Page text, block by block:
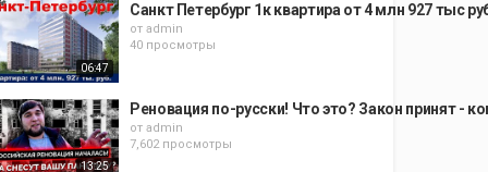
06:47
Санкт Петербург 1к квартира от 4 млн 927 тыс
от admin
40 просмотры
13:25
Реновация по-русски! Что это? Закон принят -
от admin
7,602 просмотры